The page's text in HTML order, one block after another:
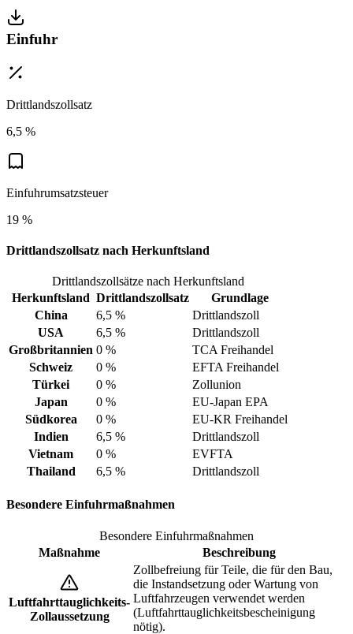
Einfuhr
Drittlandszollsatz
6,5 %
Einfuhrumsatzsteuer
19 %
Drittlandszollsatz nach Herkunftsland
Drittlandszollsätze nach Herkunftsland
Herkunftsland Drittlandszollsatz
Grundlage
China
6,5 %
Drittlandszoll
USA
6,5 %
Drittlandszoll
Großbritannien 0 %
TCA Freihandel
Schweiz
0 %
EFTA Freihandel
Türkei
0 %
Zollunion
Japan
0 %
EU-Japan EPA
Südkorea
0 %
EU-KR Freihandel
Indien
6,5 %
Drittlandszoll
Vietnam
0 %
EVFTA
Thailand
6,5 % Drittlandszoll
Besondere Einfuhrmaßnahmen
Besondere Einfuhrmaßnahmen
Maßnahme
Beschreibung
Luftfahrttauglichkeits-
Zollaussetzung
Zollbefreiung für Teile, die für den Bau,
die Instandsetzung oder Wartung von
Luftfahrzeugen verwendet werden
(Luftfahrttauglichkeitsbescheinigung
nötig).